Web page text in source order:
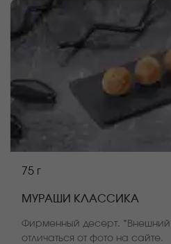
75 г
МУРАШИ КЛАССИКА
Фирменный десерт.
отличаться от фото на сайте.